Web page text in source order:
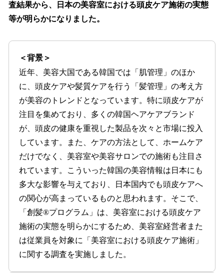
査結果から、日本の美容室における頭皮ケア施術の実態
等が明らかになりました。
＜背景＞
近年、美容大国である韓国では「肌管理」のほか
に、頭皮ケアや髪質ケアを行う「髪管理」の考え方
が美容のトレンドとなっています。特に頭皮ケアが
注目を集めており、多くの韓国ヘアケアブランド
が、頭皮の健康を重視した製品を次々と市場に投入
しています。また、ケアの方法として、ホームケア
だけでなく、美容室や美容サロンでの施術も注目さ
れています。こういった韓国の美容情報は日本にも
多大な影響を与えており、日本国内でも頭皮ケアへ
の関心が高まっているものと思われます。そこで、
「創髪®プログラム」は、美容室における頭皮ケア
施術の実態を明らかにするため、美容室経営者また
は従業員を対象に「美容室における頭皮ケア施術」
に関する調査を実施しました。